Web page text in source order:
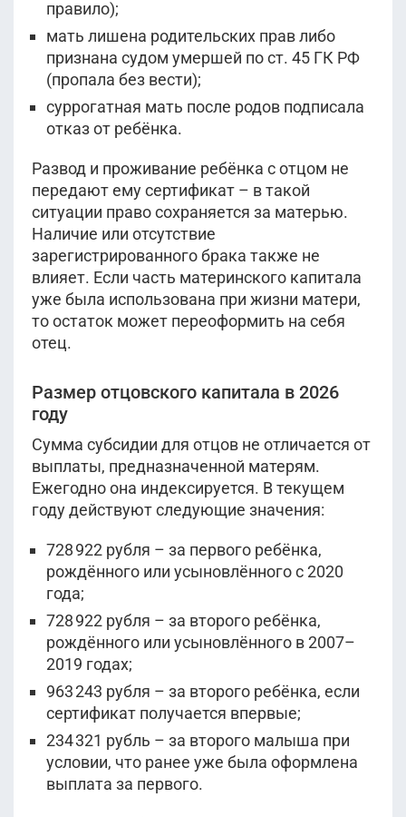
правило);
мать лишена родительских прав либо
признана судом умершей по ст. 45 ГК РФ
(пропала без вести);
суррогатная мать после родов подписала
отказ от ребёнка.
Развод и проживание ребёнка с отцом не
передают ему сертификат – в такой
ситуации право сохраняется за матерью.
Наличие или отсутствие
зарегистрированного брака также не
влияет. Если часть материнского капитала
уже была использована при жизни матери,
то остаток может переоформить на себя
отец.
Размер отцовского капитала в 2026
году
Сумма субсидии для отцов не отличается от
выплаты, предназначенной матерям.
Ежегодно она индексируется. В текущем
году действуют следующие значения:
728 922 рубля – за первого ребёнка,
рождённого или усыновлённого с 2020
года;
728 922 рубля – за второго ребёнка,
рождённого или усыновлённого в 2007–
2019 годах;
963 243 рубля – за второго ребёнка, если
сертификат получается впервые;
234 321 рубль – за второго малыша при
условии, что ранее уже была оформлена
выплата за первого.